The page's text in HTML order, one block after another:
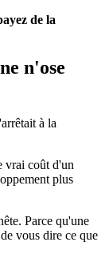
de la
n'ose
à la
vrai coût d'un
plus
Parce qu'une
vous dire ce que